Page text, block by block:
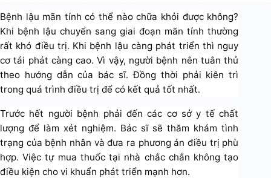
Bệnh lậu mãn tính có thể nào chữa khỏi được không?
Khi bệnh lậu chuyển sang giai đoạn mãn tính thường
rất khó điều trị. Khi bệnh lậu càng phát triển thì nguy
cơ tái phát càng cao. Vì vậy, người bệnh nên tuân thủ
theo hướng dẫn của bác sĩ. Đồng thời phải kiên trì
trong quá trình điều trị để có kết quả tốt nhất.
Trước hết người bệnh phải đến các cơ sở y tế chất
lượng để làm xét nghiệm. Bác sĩ sẽ thăm khám tình
trạng của bệnh nhân và đưa ra phương án điều trị phù
hợp. Việc tự mua thuốc tại nhà chắc chắn không tạo
điều kiện cho vi khuẩn phát triển mạnh hơn.